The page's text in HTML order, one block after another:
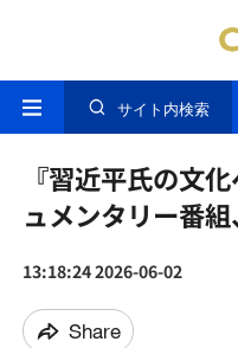
サイト内検索
『習近平氏の文
ュメンタリー番
13:18:24 2026-06-02
Share